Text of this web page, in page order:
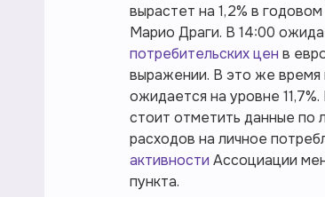
вырастет на 1,2% в
Марио Драги. В 14:00
потребительских цен в
выражении. В это же время
ожидается на уровне
стоит отметить данные по
расходов на личное
активности Ассоциации
пункта.